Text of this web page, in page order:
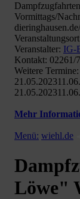
Vormittags/
Veranstalter: IG-
Kontakt: 02261/
Weitere Termine:
Mehr
Menü: wiehl.de
Löwe"